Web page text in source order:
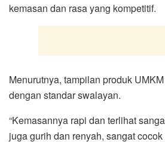
kemasan dan rasa yang kompetitif.
Menurutnya, tampilan produk
dengan standar swalayan.
“Kemasannya rapi dan terlihat
juga gurih dan renyah, sangat